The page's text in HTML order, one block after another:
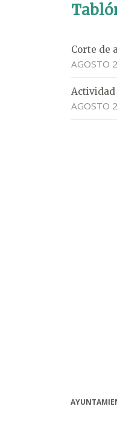
Corte de
AGOSTO
Actividad
AGOSTO